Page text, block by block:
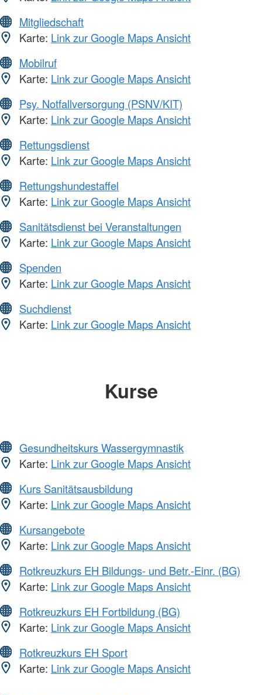
Mitgliedschaft
Karte: Link zur Google Maps Ansicht
Mobilruf
Karte: Link zur Google Maps Ansicht
Psy. Notfallversorgung (PSNV/KIT)
Karte: Link zur Google Maps Ansicht
Rettungsdienst
Karte: Link zur Google Maps Ansicht
Rettungshundestaffel
Karte: Link zur Google Maps Ansicht
Sanitätsdienst bei Veranstaltungen
Karte: Link zur Google Maps Ansicht
Spenden
Karte: Link zur Google Maps Ansicht
Suchdienst
Karte: Link zur Google Maps Ansicht
Kurse
Gesundheitskurs Wassergymnastik
Karte: Link zur Google Maps Ansicht
Kurs Sanitätsausbildung
Karte: Link zur Google Maps Ansicht
Kursangebote
Karte: Link zur Google Maps Ansicht
Rotkreuzkurs EH Bildungs- und Betr.-Einr. (BG)
Karte: Link zur Google Maps Ansicht
Rotkreuzkurs EH Fortbildung (BG)
Karte: Link zur Google Maps Ansicht
Rotkreuzkurs EH Sport
Karte: Link zur Google Maps Ansicht